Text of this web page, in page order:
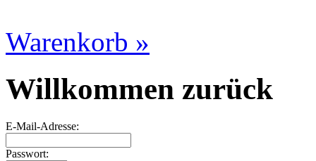
Warenkorb »
Willkommen zurück
E-Mail-Adresse:
Passwort: